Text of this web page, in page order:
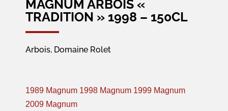
MAGNUM ARBOIS «
TRADITION » 1998 – 150CL
Arbois, Domaine Rolet
1989 Magnum 1998 Magnum 1999 Magnum
2009 Magnum